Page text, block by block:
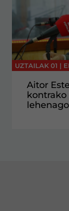
UZTAILAK 01 |
Aitor
kontrako